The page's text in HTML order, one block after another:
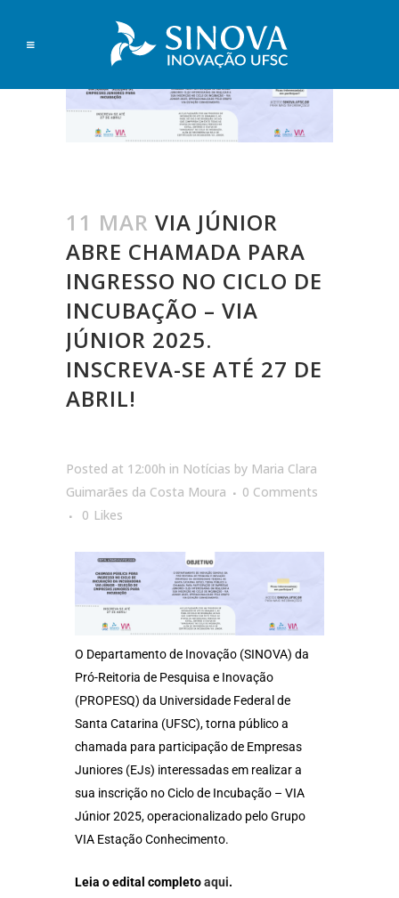
11 MAR VIA JÚNIOR
ABRE CHAMADA PARA
INGRESSO NO CICLO DE
INCUBAÇÃO – VIA
JÚNIOR 2025.
INSCREVA-SE ATÉ 27 DE
ABRIL!
Posted at 12:00h in Notícias by Maria Clara
Guimarães da Costa Moura
0 Comments
0 Likes
O Departamento de Inovação (SINOVA) da
Pró-Reitoria de Pesquisa e Inovação
(PROPESQ) da Universidade Federal de
Santa Catarina (UFSC), torna público a
chamada para participação de Empresas
Juniores (EJs) interessadas em realizar a
sua inscrição no Ciclo de Incubação – VIA
Júnior 2025, operacionalizado pelo Grupo
VIA Estação Conhecimento.
Leia o edital completoaqui.